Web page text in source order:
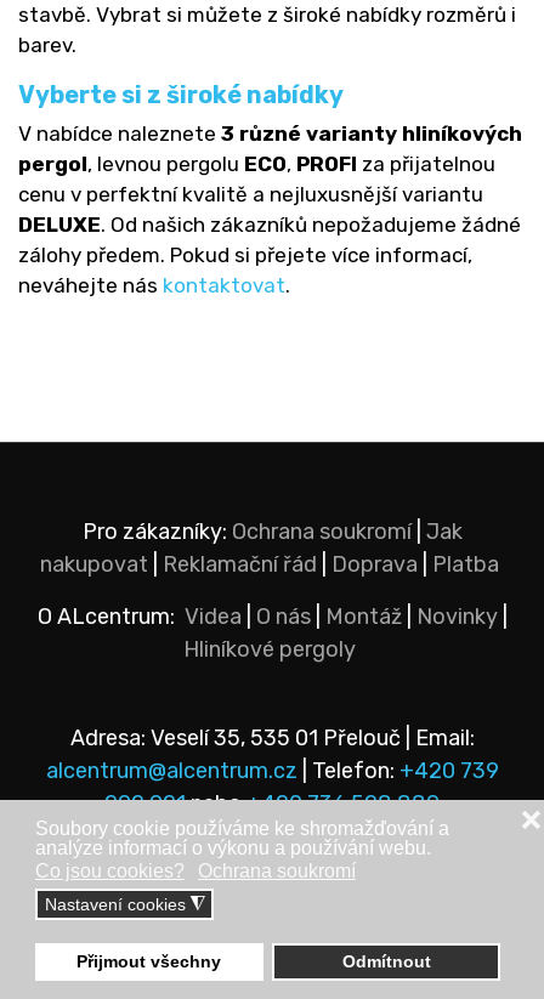
Soubory cookie používáme ke shromažďování a
analýze informací o výkonu a používání webu.
Co jsou cookies?
Ochrana soukromí
Nastavení cookies ◮
Přijmout všechny Odmítnout
❌
stavbě. Vybrat si můžete z široké nabídky rozměrů i
barev.
Vyberte si z široké nabídky
V nabídce naleznete 3 různé varianty hliníkových
pergol, levnou pergolu ECO, PROFI za přijatelnou
cenu v perfektní kvalitě a nejluxusnější variantu
DELUXE. Od našich zákazníků nepožadujeme žádné
zálohy předem. Pokud si přejete více informací,
neváhejte nás kontaktovat.
Pro zákazníky: Ochrana soukromí| Jak
nakupovat
Reklamační řád Doprava
Platba
O ALcentrum: Videa O nás| Montáž| Novinky|
Hliníkové pergoly
Adresa: Veselí 35, 535 01 Přelouč | Email:
alcentrum@alcentrum.cz
| Telefon: +420 739
292 921nebo+420 736 528 889
© Copyright 2025 - ALcentrum s.r.o. Veškerá práva vyhrazena.
Tento web vytvořilaStaWEBnice.